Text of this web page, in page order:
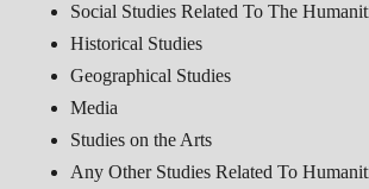
Social Studies Related To The
Historical Studies
Geographical Studies
Media
Studies on the Arts
Any Other Studies Related To